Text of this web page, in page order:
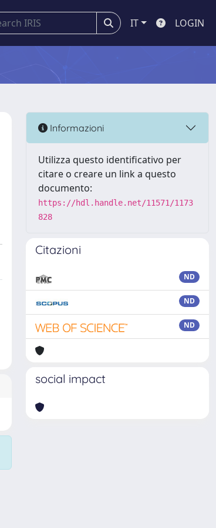
IT LOGIN
Informazioni
Utilizza questo identificativo per
citare o creare un link a questo
documento:
https://hdl.handle.net/11571/1173
828
Citazioni
ND
ND
ND
social impact